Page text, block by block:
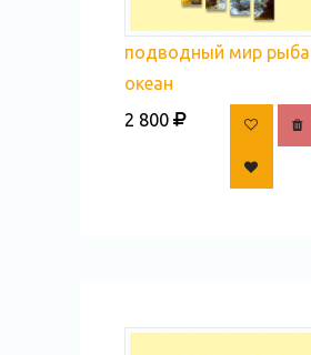
подводный мир рыба
океан
2 800